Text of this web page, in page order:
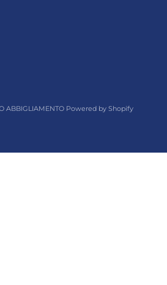
ABBIGLIAMENTO Powered by Shopify